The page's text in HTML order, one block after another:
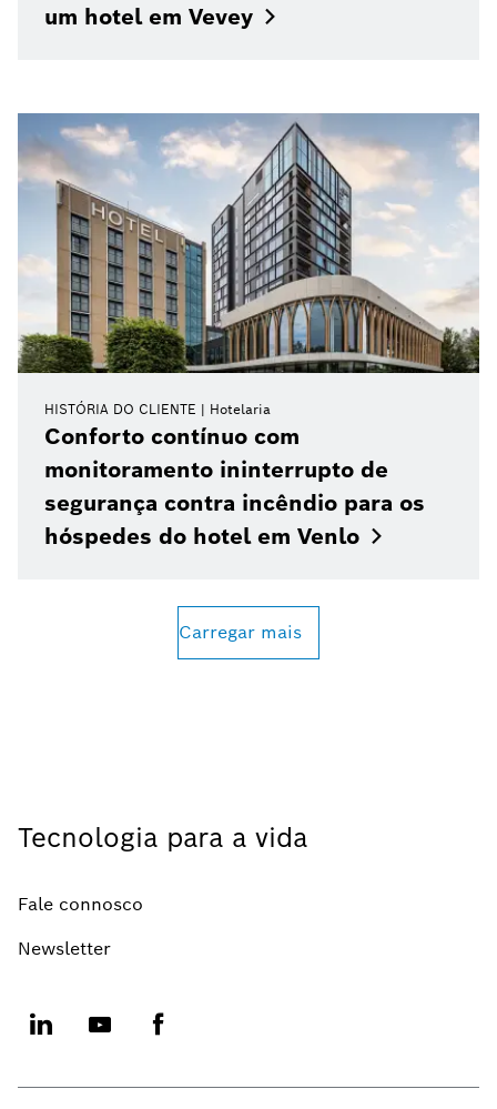
um hotel em Vevey
HISTÓRIA DO CLIENTE Hotelaria
Conforto contínuo com
monitoramento ininterrupto de
segurança contra incêndio para os
hóspedes do hotel em Venlo
Carregar mais
Tecnologia para a vida
Fale connosco
Newsletter